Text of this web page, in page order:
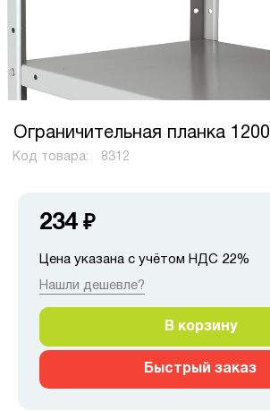
Ограничительная планка 1200
Код товара: 8312
234 ₽
Цена указана с учётом НДС 22%
Нашли дешевле?
В корзину
Быстрый заказ